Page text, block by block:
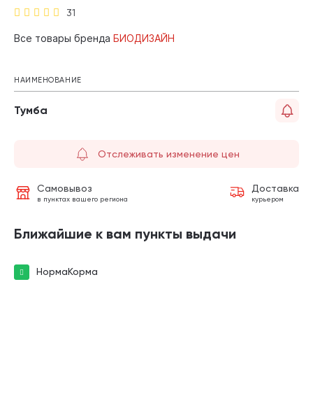
31
Все товары бренда БИОДИЗАЙН
НАИМЕНОВАНИЕ
Тумба
Отслеживать изменение цен
Самовывоз
в пунктах вашего региона
Доставка
курьером
Ближайшие к вам пункты выдачи
НормаКорма